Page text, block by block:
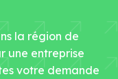
alarme,
entre de
la région de
une entreprise
votre demande